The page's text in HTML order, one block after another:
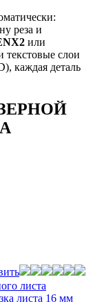
реза и
или
слои
каждая деталь